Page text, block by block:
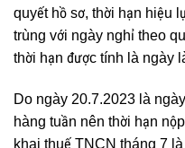
quyết hồ sơ, thời hạn hiệu
trùng với ngày nghỉ theo
thời hạn được tính là ngày
Do ngày 20.7.2023 là
hàng tuần nên thời hạn
khai thuế TNCN tháng 7